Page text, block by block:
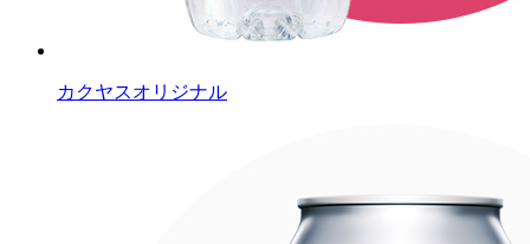
カクヤスオリジナル